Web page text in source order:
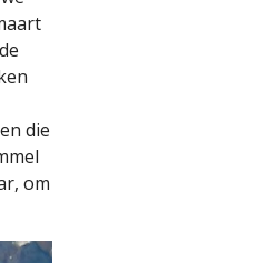
die
om